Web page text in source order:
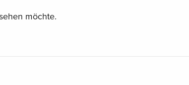
möchte.